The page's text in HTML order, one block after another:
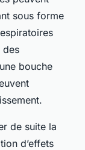
sous forme
des
bouche
de suite la
d’effets